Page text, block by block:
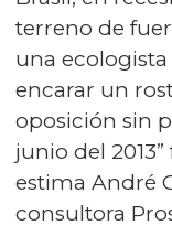
terreno de
una ecologista
encarar un
oposición sin
junio del
estima André
consultora